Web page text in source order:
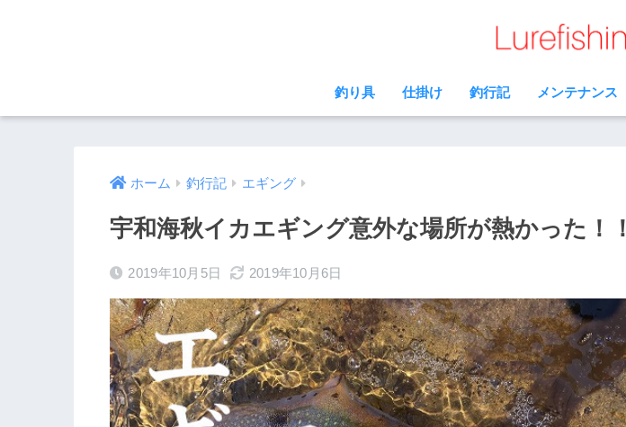
釣り具 仕掛け 釣行記 メンテナンス
ホーム 釣行記 エギング
宇和海秋イカエギング意外な場所が熱かった！！
2019年10月5日 2019年10月6日